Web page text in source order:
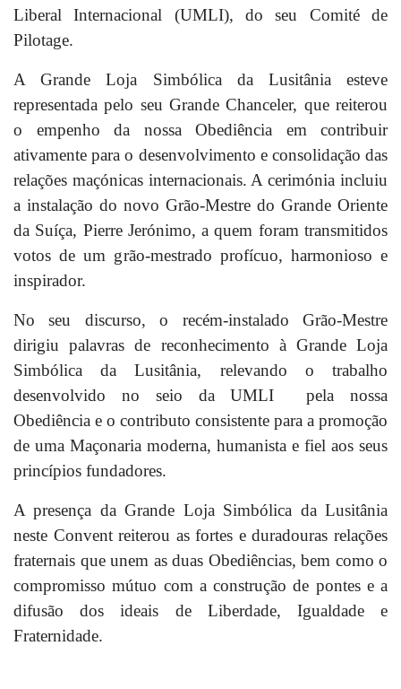
Liberal Internacional (UMLI), do seu Comité de
Pilotage.
A Grande Loja Simbólica da Lusitânia esteve
representada pelo seu Grande Chanceler, que reiterou
o empenho da nossa Obediência em contribuir
ativamente para o desenvolvimento e consolidação das
relações maçónicas internacionais. A cerimónia incluiu
a instalação do novo Grão-Mestre do Grande Oriente
da Suíça, Pierre Jerónimo, a quem foram transmitidos
votos de um grão-mestrado profícuo, harmonioso e
inspirador.
No seu discurso, o recém-instalado Grão-Mestre
dirigiu palavras de reconhecimento à Grande Loja
Simbólica da Lusitânia, relevando o trabalho
desenvolvido no seio da UMLI
pela nossa
Obediência e o contributo consistente para a promoção
de uma Maçonaria moderna, humanista e fiel aos seus
princípios fundadores.
A presença da Grande Loja Simbólica da Lusitânia
neste Convent reiterou as fortes e duradouras relações
fraternais que unem as duas Obediências, bem como o
compromisso mútuo com a construção de pontes e a
difusão dos ideais de Liberdade, Igualdade e
Fraternidade.